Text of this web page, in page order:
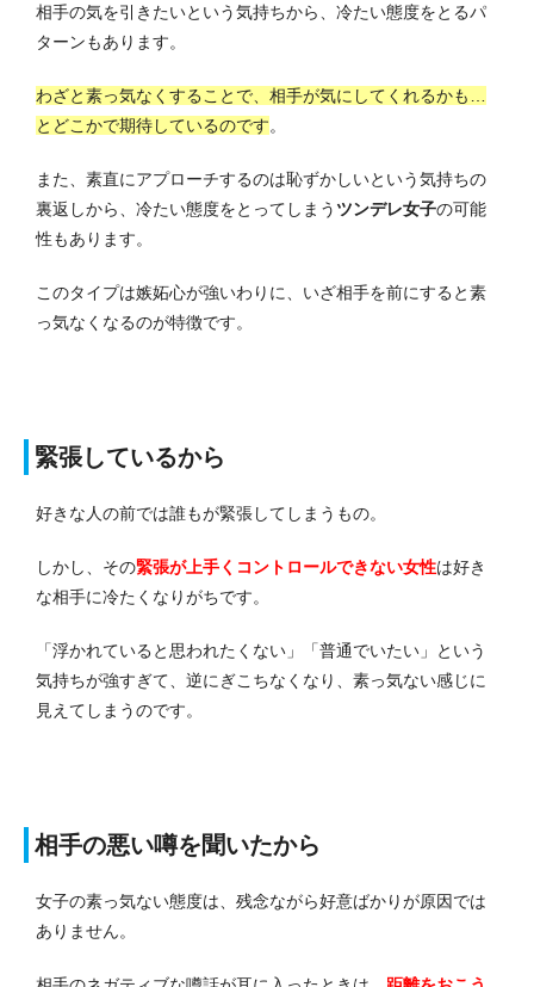
相手の気を引きたいという気持ちから、冷たい態度をとるパ
ターンもあります。
わざと素っ気なくすることで、相手が気にしてくれるかも…
とどこかで期待しているのです。
また、素直にアプローチするのは恥ずかしいという気持ちの
裏返しから、冷たい態度をとってしまう ツンデレ女子の可能
性もあります。
このタイプは嫉妬心が強いわりに、いざ相手を前にすると素
っ気なくなるのが特徴です。
緊張しているから
好きな人の前では誰もが緊張してしまうもの。
しかし、その緊張が上手くコントロールできない女性は好き
な相手に冷たくなりがちです。
「浮かれていると思われたくない」「普通でいたい」という
気持ちが強すぎて、逆にぎこちなくなり、素っ気ない感じに
見えてしまうのです。
相手の悪い噂を聞いたから
女子の素っ気ない態度は、残念ながら好意ばかりが原因では
ありません。